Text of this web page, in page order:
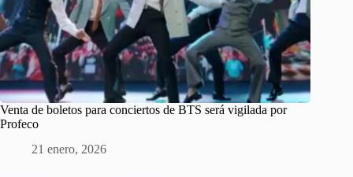
Venta de boletos para conciertos de BTS será vigilada por
Profeco
21 enero, 2026